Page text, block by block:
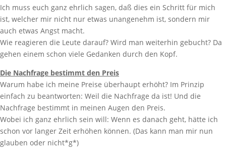
Ich muss euch ganz ehrlich sagen, daß dies ein Schritt für mich
ist, welcher mir nicht nur etwas unangenehm ist, sondern mir
auch etwas Angst macht.
Wie reagieren die Leute darauf? Wird man weiterhin gebucht? Da
gehen einem schon viele Gedanken durch den Kopf.
Die Nachfrage bestimmt den Preis
Warum habe ich meine Preise überhaupt erhöht? Im Prinzip
einfach zu beantworten: Weil die Nachfrage da ist! Und die
Nachfrage bestimmt in meinen Augen den Preis.
Wobei ich ganz ehrlich sein will: Wenn es danach geht, hätte ich
schon vor langer Zeit erhöhen können. (Das kann man mir nun
glauben oder nicht*g*)